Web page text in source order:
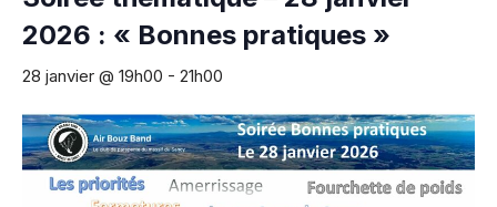
2026 : « Bonnes pratiques »
28 janvier @ 19h00 - 21h00